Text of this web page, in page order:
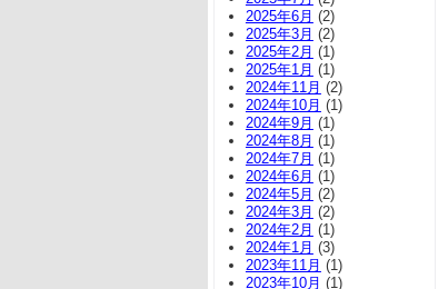
2025年6月 (2)
2025年3月 (2)
2025年2月 (1)
2025年1月 (1)
2024年11月 (2)
2024年10月 (1)
2024年9月 (1)
2024年8月 (1)
2024年7月 (1)
2024年6月 (1)
2024年5月 (2)
2024年3月 (2)
2024年2月 (1)
2024年1月 (3)
2023年11月 (1)
2023年10月 (1)